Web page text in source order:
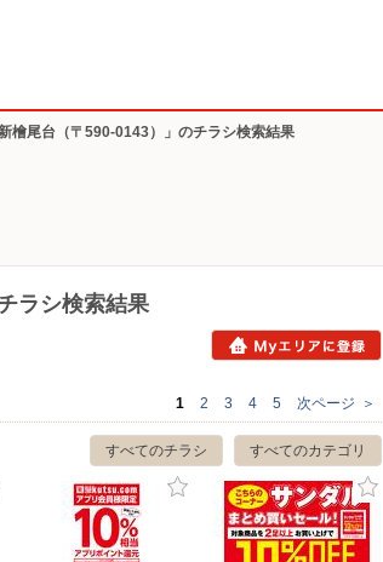
新檜尾台（〒590-0143）」のチラシ検索結果
ラシ検索結果
1 2 3 4 5 次ページ ＞
すべてのカテゴリ
すべてのチラシ